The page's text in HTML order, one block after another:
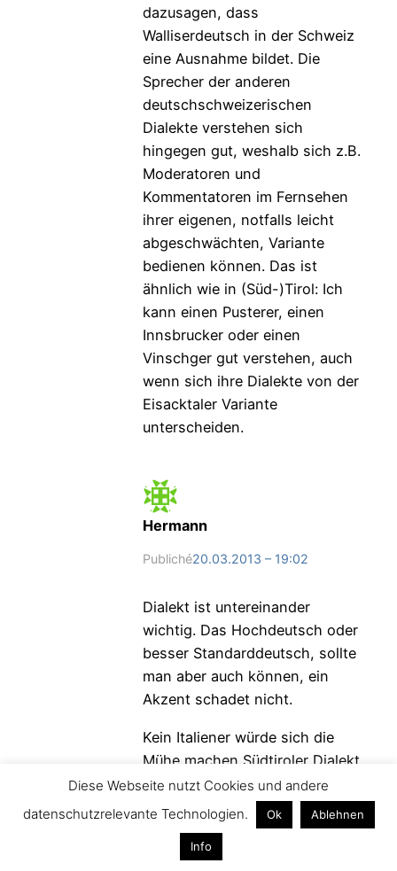
dazusagen, dass
Walliserdeutsch in der Schweiz
eine Ausnahme bildet. Die
Sprecher der anderen
deutschschweizerischen
Dialekte verstehen sich
hingegen gut, weshalb sich z.B.
Moderatoren und
Kommentatoren im Fernsehen
ihrer eigenen, notfalls leicht
abgeschwächten, Variante
bedienen können. Das ist
ähnlich wie in (Süd-)Tirol: Ich
kann einen Pusterer, einen
Innsbrucker oder einen
Vinschger gut verstehen, auch
wenn sich ihre Dialekte von der
Eisacktaler Variante
unterscheiden.
Hermann
Publiché20.03.2013 – 19:02
Dialekt ist untereinander
wichtig. Das Hochdeutsch oder
besser Standarddeutsch, sollte
man aber auch können, ein
Akzent schadet nicht.
Kein Italiener würde sich die
Mühe machen Südtiroler Dialekt
zu lernen weil den nur einige
Tausend sprechen, mit
Standarddeutsch kann man mit
über 100 Mio Leuten reden.
Diese Webseite nutzt Cookies und andere
datenschutzrelevante Technologien.
Ok Ablehnen
Info